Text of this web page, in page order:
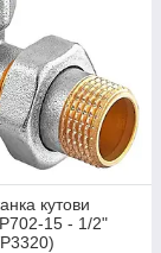
кутови
15 - 1/2"